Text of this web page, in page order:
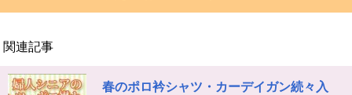
関連記事
春のポロ衿シャツ・カーデイガン続々入